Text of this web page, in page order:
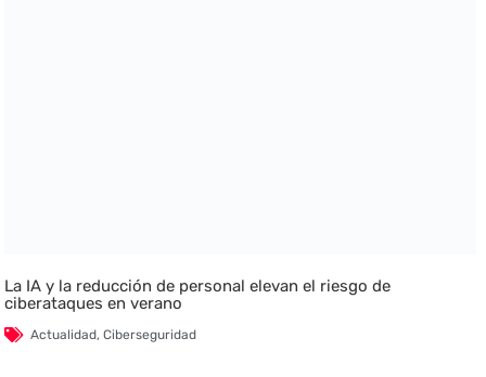
La IA y la reducción de personal elevan el riesgo de
ciberataques en verano
Actualidad,Ciberseguridad